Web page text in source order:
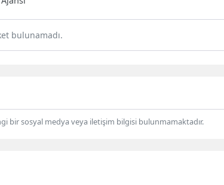
bulunamadı.
bir sosyal medya veya iletişim bilgisi bulunmamaktadır.